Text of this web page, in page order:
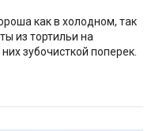
как в холодном, так
из тортильи на
зубочисткой поперек.